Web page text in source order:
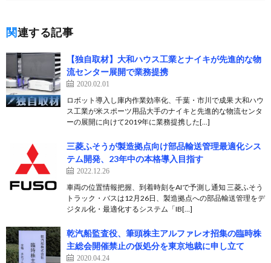
関連する記事
【独自取材】大和ハウス工業とナイキが先進的な物
流センター展開で業務提携
2020.02.01
ロボット導入し庫内作業効率化、千葉・市川で成果 大和ハウ
ス工業が米スポーツ用品大手のナイキと先進的な物流センタ
ーの展開に向けて2019年に業務提携した[…]
三菱ふそうが製造拠点向け部品輸送管理最適化シス
テム開発、23年中の本格導入目指す
2022.12.26
車両の位置情報把握、到着時刻をAIで予測し通知 三菱ふそう
トラック・バスは12月26日、製造拠点への部品輸送管理をデ
ジタル化・最適化するシステム「IB[…]
乾汽船監査役、筆頭株主アルファレオ招集の臨時株
主総会開催禁止の仮処分を東京地裁に申し立て
2020.04.24